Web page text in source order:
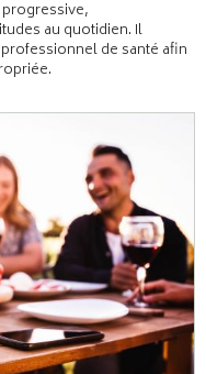
au quotidien. Il
de santé afin